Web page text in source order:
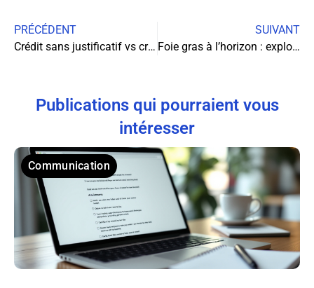
PRÉCÉDENT
Crédit sans justificatif vs crédit traditionnel : le comparatif détaillé
SUIVANT
Foie gras à l’horizon : exploration des marchés émergents et opportunités d’exportation
Publications qui pourraient vous
intéresser
Communication